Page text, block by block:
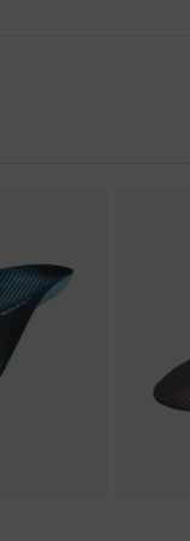
Aufladung (ESD) mit